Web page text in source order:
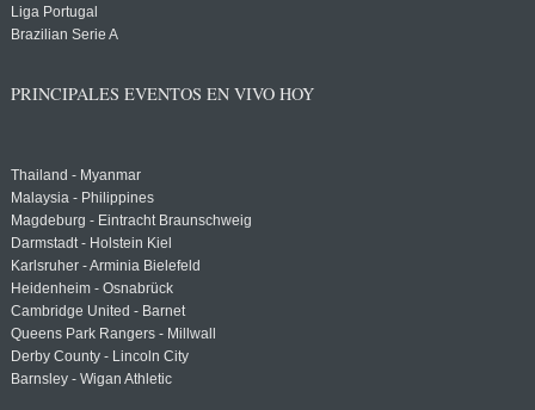
Liga Portugal
Brazilian Serie A
PRINCIPALES EVENTOS EN VIVO HOY
Thailand - Myanmar
Malaysia - Philippines
Magdeburg - Eintracht Braunschweig
Darmstadt - Holstein Kiel
Karlsruher - Arminia Bielefeld
Heidenheim - Osnabrück
Cambridge United - Barnet
Queens Park Rangers - Millwall
Derby County - Lincoln City
Barnsley - Wigan Athletic